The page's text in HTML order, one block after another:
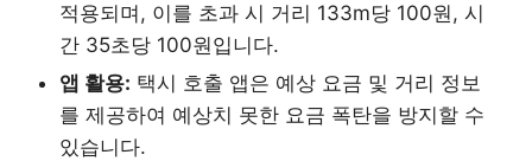
적용되며, 이를 초과 시 거리 133m당 100원, 시
간 35초당 100원입니다.
앱 활용: 택시 호출 앱은 예상 요금 및 거리 정보
를 제공하여 예상치 못한 요금 폭탄을 방지할 수
있습니다.